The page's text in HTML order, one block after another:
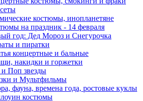
костюмы, инопланетяне
на праздник - 14 февраля
год: Дед Мороз и Снегурочка
и пиратки
концертные и бальные
накидки и горжетки
и Поп звезды
и Мультфильмы
фауна, времена года, ростовые куклы
костюмы